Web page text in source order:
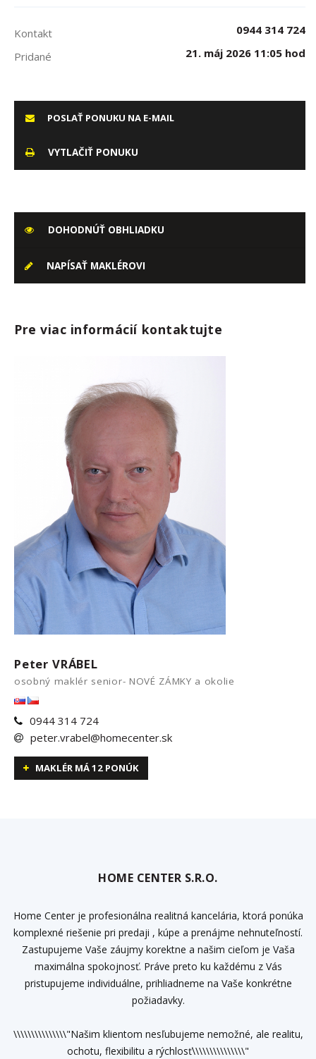
Kontakt
0944 314 724
Pridané
21. máj 2026 11:05 hod
POSLAŤ PONUKU NA E-MAIL
VYTLAČIŤ PONUKU
DOHODNÚŤ OBHLIADKU
NAPÍSAŤ MAKLÉROVI
Pre viac informácií kontaktujte
Peter VRÁBEL
osobný maklér senior- NOVÉ ZÁMKY a okolie
0944 314 724
peter.vrabel@homecenter.sk
MAKLÉR MÁ 12 PONÚK
HOME CENTER S.R.O.
Home Center je profesionálna realitná kancelária, ktorá ponúka
komplexné riešenie pri predaji , kúpe a prenájme nehnuteľností.
Zastupujeme Vaše záujmy korektne a našim cieľom je Vaša
maximálna spokojnosť. Práve preto ku každému z Vás
pristupujeme individuálne, prihliadneme na Vaše konkrétne
požiadavky.
\\\\\\\\\\\\\\\"Našim klientom nesľubujeme nemožné, ale realitu,
ochotu, flexibilitu a rýchlosť\\\\\\\\\\\\\\\"